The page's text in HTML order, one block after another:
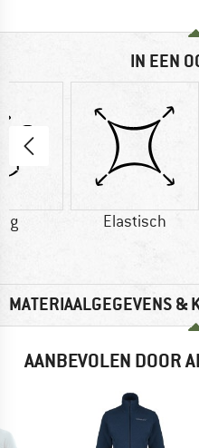
IN EEN
g Elastisch
MATERIAALGEGEVENS &
AANBEVOLEN DOOR